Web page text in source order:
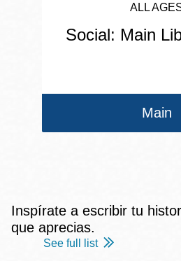
ALL
Social: Main
Main
Inspírate a escribir tu
que aprecias.
See full list